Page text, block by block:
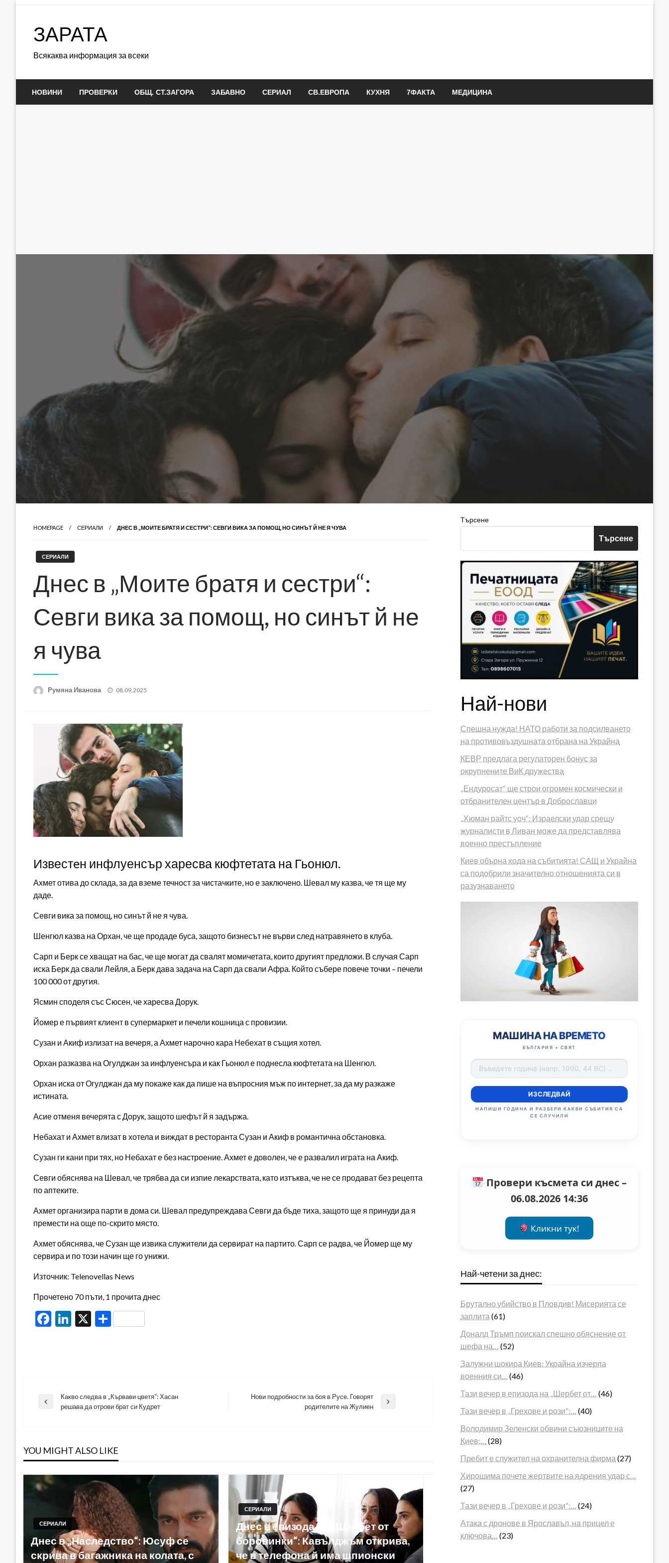
ЗАРАТА
Всякаква информация за всеки
НОВИНИ ПРОВЕРКИ ОБЩ. СТ.ЗАГОРА ЗАБАВНО СЕРИАЛ СВ.ЕВРОПА КУХНЯ 7ФАКТА МЕДИЦИНА
HOMEPAGE СЕРИАЛИ ДНЕС В „МОИТЕ БРАТЯ И СЕСТРИ“: СЕВГИ ВИКА ЗА ПОМОЩ, НО СИНЪТ Й НЕ Я ЧУВА
СЕРИАЛИ
Днес в „Моите братя и сестри“:
Севги вика за помощ, но синът й не
я чува
Румяна Иванова
Posted
08.09.2025
Известeн инфлуенсър харесва кюфтетата на Гьонюл.
Ахмет отива до склада, за да вземе течност за чистачките, но е заключено. Шевал му казва, че тя ще му
даде.
Севги вика за помощ, но синът й не я чува.
Шенгюл казва на Орхан, че ще продаде буса, защото бизнесът не върви след натравянето в клуба.
Сарп и Берк се хващат на бас, че ще могат да свалят момичетата, които другият предложи. В случая Сарп
иска Берк да свали Лейля, а Берк дава задача на Сарп да свали Афра. Който събере повече точки – печели
100 000 от другия.
Ясмин споделя със Сюсен, че харесва Дорук.
Йомер е първият клиент в супермаркет и печели кошница с провизии.
Сузан и Акиф излизат на вечеря, а Ахмет нарочно кара Небехат в същия хотел.
Орхан разказва на Огулджан за инфлуенсъра и как Гьонюл е поднесла кюфтетата на Шенгюл.
Орхан иска от Огулджан да му покаже как да пише на въпросния мъж по интернет, за да му разкаже
истината.
Асие отменя вечерята с Дорук, защото шефът й я задържа.
Небахат и Ахмет влизат в хотела и виждат в ресторанта Сузан и Акиф в романтична обстановка.
Сузан ги кани при тях, но Небахат е без настроение. Ахмет е доволен, че е развалил играта на Акиф.
Севги обяснява на Шевал, че трябва да си изпие лекарствата, като изтъква, че не се продават без рецепта
по аптеките.
Ахмет организира парти в дома си. Шевал предупреждава Севги да бъде тиха, защото ще я принуди да я
премести на още по-скрито място.
Ахмет обяснява, че Сузан ще извика служители да сервират на партито. Сарп се радва, че Йомер ще му
сервира и по този начин ще го унижи.
Източник: Telenovellas News
Прочетено 70 пъти, 1 прочита днес
Facebook
LinkedIn
X Share
Навигация
Previous
Какво следва в „Кървави цветя“: Хасан
решава да отрови брат си Кудрет
Нови подробности за боя в Русе. Говорят
родителите на Жулиен
YOU MIGHT ALSO LIKE
СЕРИАЛИ
Днес в „Наследство“: Юсуф се
скрива в багажника на колата, с
СЕРИАЛИ
Днес в епизода на „Шербет от
боровинки“: Кавълджъм открива,
че в телефона й има шпионски
Търсене
Търсене
Най-нови
Спешна нужда! НАТО работи за подсилването
на противовъздушната отбрана на Украйна
КЕВР предлага регулаторен бонус за
окрупнените ВиК дружества
„Ендуросат“ ще строи огромен космически и
отбранителен център в Доброславци
„Хюман райтс уоч“: Израелски удар срещу
журналисти в Ливан може да представлява
военно престъпление
Киев обърна хода на събитията! САЩ и Украйна
са подобрили значително отношенията си в
разузнаването
МАШИНА НА ВРЕМЕТО
БЪЛГАРИЯ + СВЯТ
ИЗСЛЕДВАЙ
НАПИШИ ГОДИНА И РАЗБЕРИ КАКВИ СЪБИТИЯ СА
СЕ СЛУЧИЛИ
Провери късмета си днес –
06.08.2026 14:36
Кликни тук!
Най-четени за днес:
Брутално убийство в Пловдив! Мисерията се
заплита (61)
Доналд Тръмп поискал спешно обяснение от
шефа на…
(52)
Залужни шокира Киев: Украйна изчерпа
военния си…
(46)
Тази вечер в епизода на „Шербет от…
(46)
Тази вечер в „Грехове и рози“:…
(40)
Володимир Зеленски обвини съюзниците на
Киев:…
(28)
Пребит е служител на охранителна фирма (27)
Хирошима почете жертвите на ядрения удар с…
(27)
Тази вечер в „Грехове и рози“:…
(24)
Атака с дронове в Ярославъл, на прицел е
ключова…
(23)